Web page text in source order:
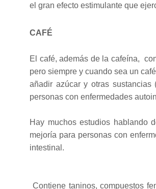
el gran efecto estimulante que
CAFÉ
El café, además de la cafeína,
pero siempre y cuando sea un
añadir azúcar y otras
personas con enfermedades
Hay muchos estudios hablando
mejoría para personas con
intestinal.
Contiene taninos, compuestos